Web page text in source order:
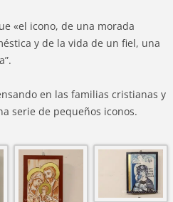
«el icono, de una morada
y de la vida de un fiel, una
en las familias cristianas y
serie de pequeños iconos.